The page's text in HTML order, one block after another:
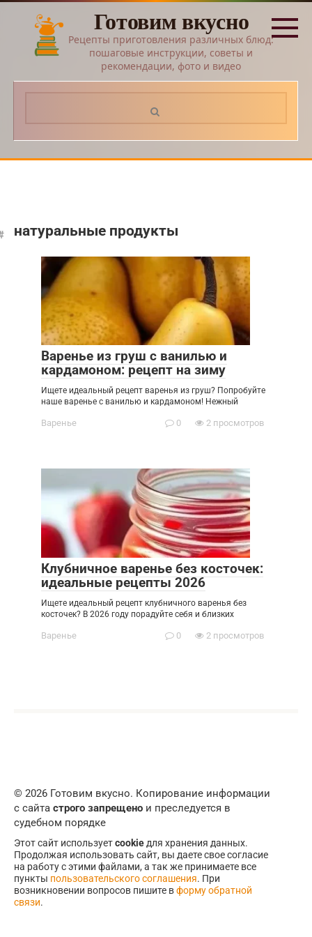
Перейти
контенту
Готовим вкусно
Рецепты приготовления различных блюд:
пошаговые инструкции, советы и
рекомендации, фото и видео
натуральные продукты
Варенье из груш с ванилью и
кардамоном: рецепт на зиму
Ищете идеальный рецепт варенья из груш? Попробуйте
наше варенье с ванилью и кардамоном! Нежный
Варенье 0 2 просмотров
Клубничное варенье без косточек:
идеальные рецепты 2026
Ищете идеальный рецепт клубничного варенья без
косточек? В 2026 году порадуйте себя и близких
Варенье 0 2 просмотров
© 2026 Готовим вкусно. Копирование информации
с сайта строго запрещено и преследуется в
судебном порядке
Этот сайт используетcookie для хранения данных.
Продолжая использовать сайт, вы даете свое согласие
на работу с этими файлами, а так же принимаете все
пункты пользовательского соглашения. При
возникновении вопросов пишите вформу обратной
связи.